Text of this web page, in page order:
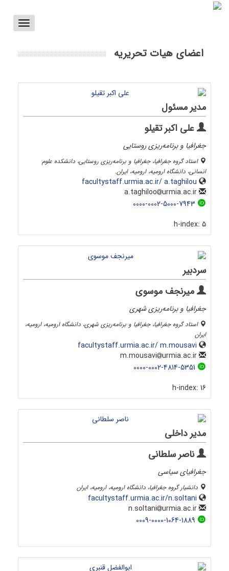
Toggle
اعضای هیات تحریریه
مدیر مسئول
علی اکبر تقیلو
جغرافیا و برنامه‌ریزی روستایی
استاد گروه جغرافیا، جغرافیا و برنامه‌ریزی روستایی، دانشکده علوم
انسانی، دانشگاه ارومیه، ارومیه، ایران.
facultystaff.urmia.ac.ir/ a.taghilou
urmia.ac.ir
0000-0002-5000-7943
h-index: 5
سردبیر
میرنجف موسوی
جغرافیا و برنامه‌ریزی شهری
استاد گروه جغرافیا، جغرافیا و برنامه‌ریزی شهری، دانشگاه ارومیه، ارومیه،
ایران
facultystaff.urmia.ac.ir/ m.mousavi
urmia.ac.ir
0000-0002-4814-5351
h-index: 16
مدیر داخلی
ناصر سلطانی
جغرافیای سیاسی
دانشیار گروه جغرافیا، دانشگاه ارومیه، ارومیه، ایران
facultystaff.urmia.ac.ir/n.soltani
urmia.ac.ir
0009-0000-1064-1889